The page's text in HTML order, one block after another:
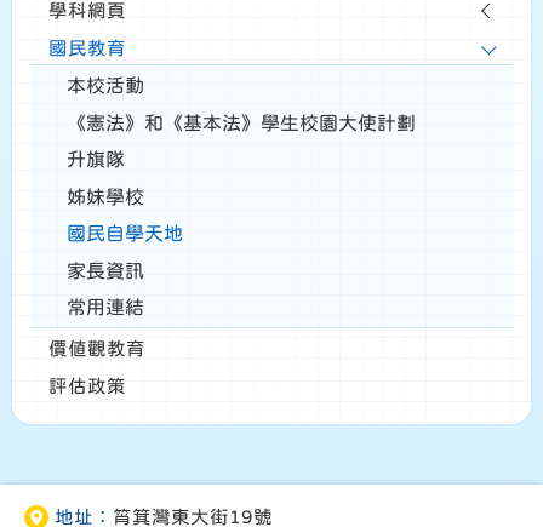
學科網頁
國民教育
本校活動
《憲法》和《基本法》學生校園大使計劃
升旗隊
姊妹學校
國民自學天地
家長資訊
常用連結
價值觀教育
評估政策
地址： 筲箕灣東大街19號